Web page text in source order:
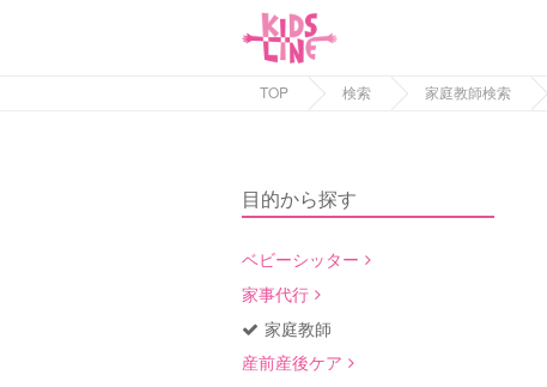
TOP 検索 家庭教師検索
目的から探す
ベビーシッター
家事代行
家庭教師
産前産後ケア